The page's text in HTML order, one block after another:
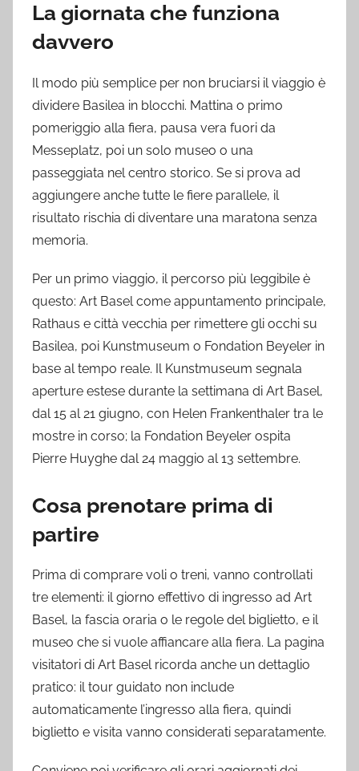
La giornata che funziona
davvero
Il modo più semplice per non bruciarsi il viaggio è
dividere Basilea in blocchi. Mattina o primo
pomeriggio alla fiera, pausa vera fuori da
Messeplatz, poi un solo museo o una
passeggiata nel centro storico. Se si prova ad
aggiungere anche tutte le fiere parallele, il
risultato rischia di diventare una maratona senza
memoria.
Per un primo viaggio, il percorso più leggibile è
questo: Art Basel come appuntamento principale,
Rathaus e città vecchia per rimettere gli occhi su
Basilea, poi Kunstmuseum o Fondation Beyeler in
base al tempo reale. Il Kunstmuseum segnala
aperture estese durante la settimana di Art Basel,
dal 15 al 21 giugno, con Helen Frankenthaler tra le
mostre in corso; la Fondation Beyeler ospita
Pierre Huyghe dal 24 maggio al 13 settembre.
Cosa prenotare prima di
partire
Prima di comprare voli o treni, vanno controllati
tre elementi: il giorno effettivo di ingresso ad Art
Basel, la fascia oraria o le regole del biglietto, e il
museo che si vuole affiancare alla fiera. La pagina
visitatori di Art Basel ricorda anche un dettaglio
pratico: il tour guidato non include
automaticamente l’ingresso alla fiera, quindi
biglietto e visita vanno considerati separatamente.